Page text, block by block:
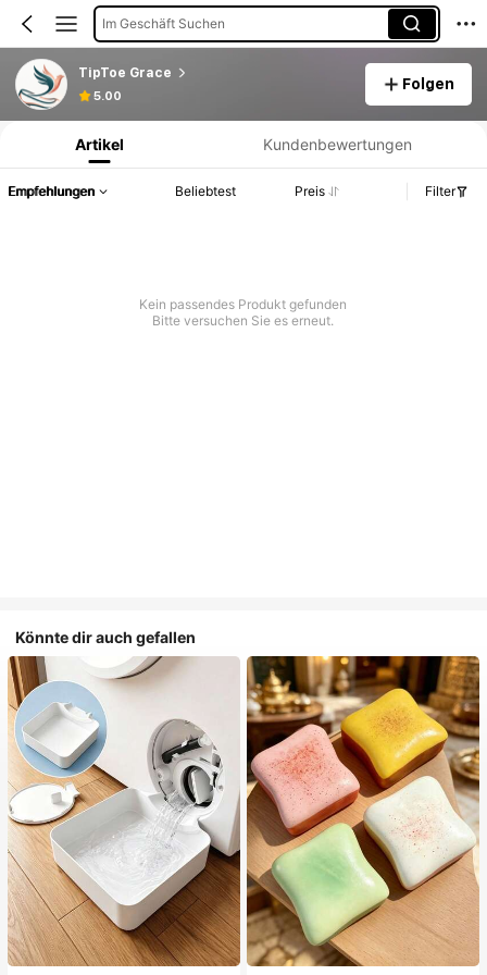
Im Geschäft Suchen
TipToe Grace
5.00
Folgen
Produktinformation: Preisangabe, Verkaufs- und Lagerbestandsdetails.
Artikel Kundenbewertungen
Empfehlungen Beliebtest Preis Filter
Kein passendes Produkt gefunden
Bitte versuchen Sie es erneut.
Könnte dir auch gefallen